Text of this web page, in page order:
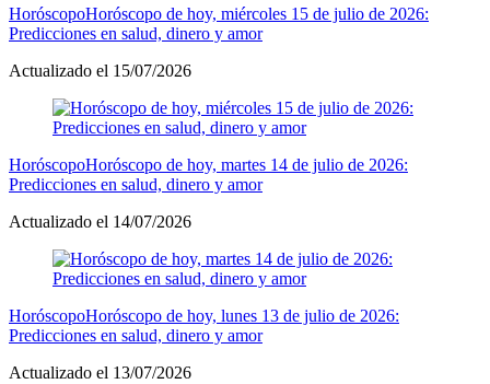
HoróscopoHoróscopo de hoy, miércoles 15 de julio de 2026:
Predicciones en salud, dinero y amor
Actualizado el 15/07/2026
HoróscopoHoróscopo de hoy, martes 14 de julio de 2026:
Predicciones en salud, dinero y amor
Actualizado el 14/07/2026
HoróscopoHoróscopo de hoy, lunes 13 de julio de 2026:
Predicciones en salud, dinero y amor
Actualizado el 13/07/2026